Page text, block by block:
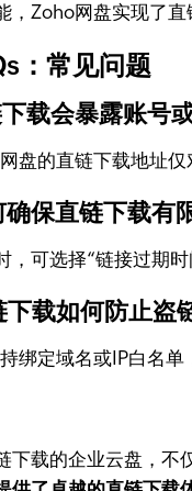
，Zoho网盘实现了直
：常见问题
载会暴露账号
盘的直链下载地址
保直链下载有
，可选择“链接过期
载如何防止盗
绑定域名或IP白名单
下载的企业云盘，不